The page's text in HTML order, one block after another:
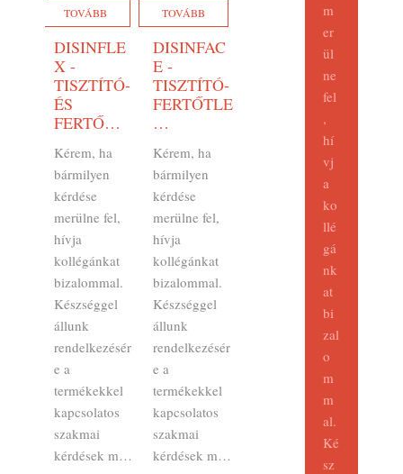
TOVÁBB TOVÁBB
DISINFLE
X -
TISZTÍTÓ-
ÉS
FERTŐ…
Kérem, ha
bármilyen
kérdése
merülne fel,
hívja
kollégánkat
bizalommal.
Készséggel
állunk
rendelkezésér
e a
termékekkel
kapcsolatos
szakmai
kérdések m…
DISINFAC
E -
TISZTÍTÓ-
FERTŐTLE
…
Kérem, ha
bármilyen
kérdése
merülne fel,
hívja
kollégánkat
bizalommal.
Készséggel
állunk
rendelkezésér
e a
termékekkel
kapcsolatos
szakmai
kérdések m…
m
er
ül
ne
fel
,
hí
vj
a
ko
llé
gá
nk
at
bi
zal
o
m
m
al.
Ké
sz